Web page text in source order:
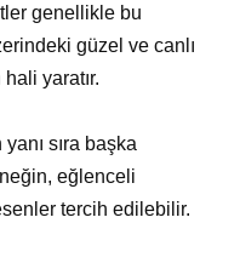
genellikle bu
güzel ve canlı
yaratır.
sıra başka
eğlenceli
tercih edilebilir.